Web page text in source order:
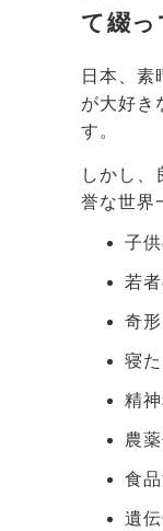
て綴っ
日本、素
が大好き
す。
しかし、
誉な世界
子
若
奇
寝
精
農
食
遺